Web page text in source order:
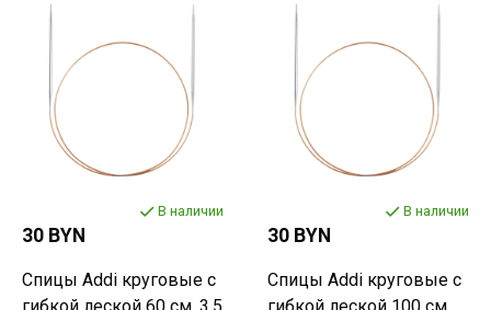
В наличии
30 BYN
Спицы Addi круговые с
В наличии
30 BYN
Спицы Addi круговые с